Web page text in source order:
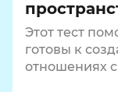
Этот тест
готовы к
отношениях